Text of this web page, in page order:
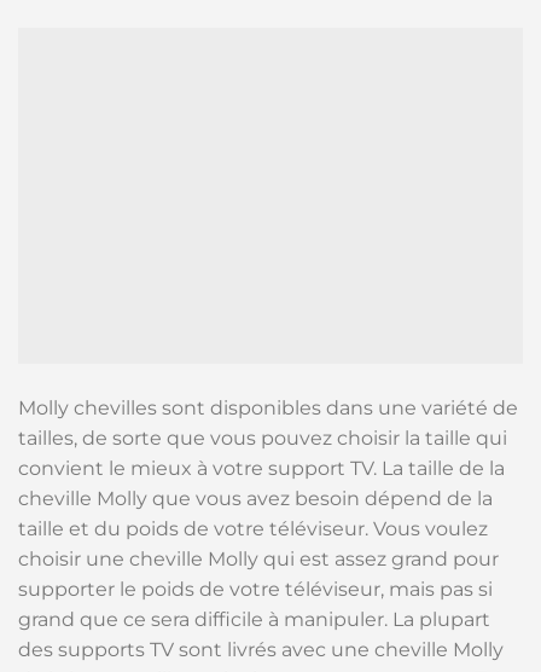
Molly chevilles sont disponibles dans une variété de
tailles, de sorte que vous pouvez choisir la taille qui
convient le mieux à votre support TV. La taille de la
cheville Molly que vous avez besoin dépend de la
taille et du poids de votre téléviseur. Vous voulez
choisir une cheville Molly qui est assez grand pour
supporter le poids de votre téléviseur, mais pas si
grand que ce sera difficile à manipuler. La plupart
des supports TV sont livrés avec une cheville Molly